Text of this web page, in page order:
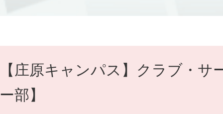
【庄原キャンパス】クラブ・サ
ー部】